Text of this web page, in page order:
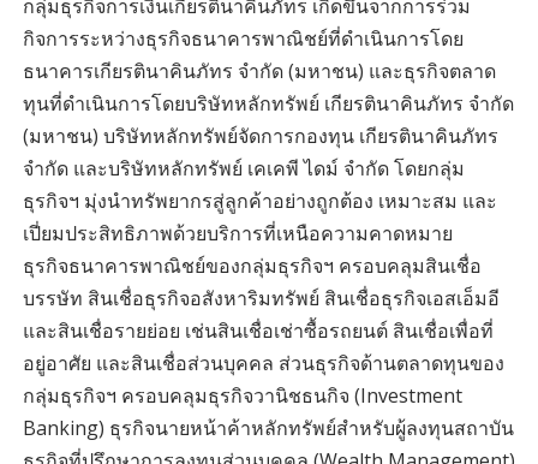
กลุ่มธุรกิจการเงินเกียรตินาคินภัทร เกิดขึ้นจากการร่วม
กิจการระหว่างธุรกิจธนาคารพาณิชย์ที่ดำเนินการโดย
ธนาคารเกียรตินาคินภัทร จำกัด (มหาชน) และธุรกิจตลาด
ทุนที่ดำเนินการโดยบริษัทหลักทรัพย์ เกียรตินาคินภัทร จำกัด
(มหาชน) บริษัทหลักทรัพย์จัดการกองทุน เกียรตินาคินภัทร
จำกัด และบริษัทหลักทรัพย์ เคเคพี ไดม์ จำกัด โดยกลุ่ม
ธุรกิจฯ มุ่งนำทรัพยากรสู่ลูกค้าอย่างถูกต้อง เหมาะสม และ
เปี่ยมประสิทธิภาพด้วยบริการที่เหนือความคาดหมาย
ธุรกิจธนาคารพาณิชย์ของกลุ่มธุรกิจฯ ครอบคลุมสินเชื่อ
บรรษัท สินเชื่อธุรกิจอสังหาริมทรัพย์ สินเชื่อธุรกิจเอสเอ็มอี
และสินเชื่อรายย่อย เช่นสินเชื่อเช่าซื้อรถยนต์ สินเชื่อเพื่อที่
อยู่อาศัย และสินเชื่อส่วนบุคคล ส่วนธุรกิจด้านตลาดทุนของ
กลุ่มธุรกิจฯ ครอบคลุมธุรกิจวานิชธนกิจ (Investment
Banking) ธุรกิจนายหน้าค้าหลักทรัพย์สำหรับผู้ลงทุนสถาบัน